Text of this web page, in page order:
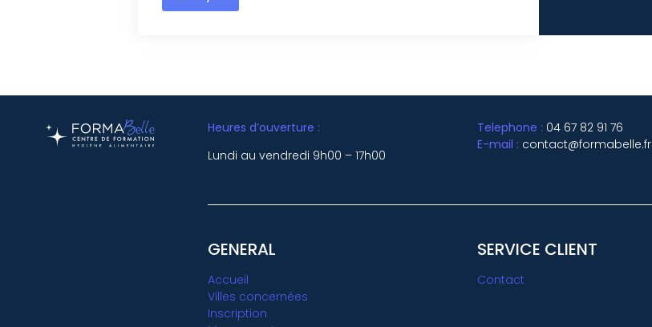
Heures d’ouverture :
Lundi au vendredi 9h00 – 17h00
Telephone : 04 67 82 91 76
E-mail : contact@formabelle.fr
GENERAL
Accueil
Villes concernées
Inscription
SERVICE CLIENT
Contact